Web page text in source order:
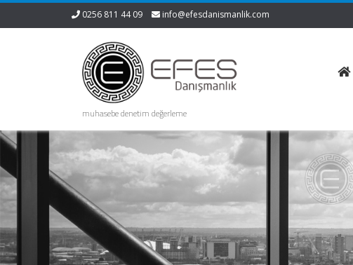
0256 811 44 09 info@efesdanismanlik.com
muhasebe denetim değerleme